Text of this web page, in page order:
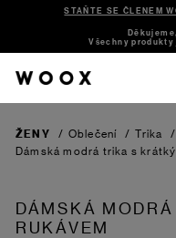
STAŇTE SE ČLENEM
Všechny
ŽENY / Oblečení / Trika /
Dámská modrá trika s
DÁMSKÁ
RUKÁVEM